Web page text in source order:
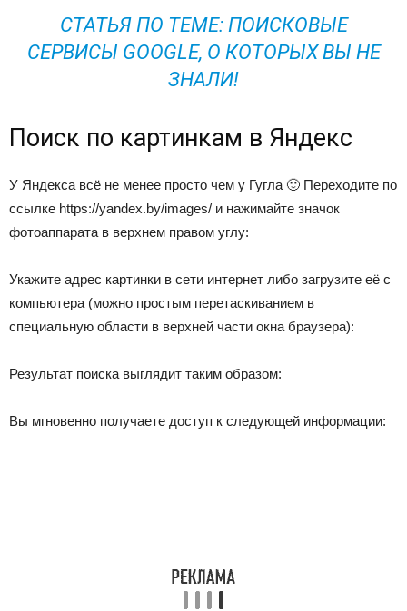
СТАТЬЯ ПО ТЕМЕ: ПОИСКОВЫЕ
СЕРВИСЫ GOOGLE, О КОТОРЫХ ВЫ НЕ
ЗНАЛИ!
Поиск по картинкам в Яндекс
У Яндекса всё не менее просто чем у Гугла 🙂 Переходите по
ссылке https://yandex.by/images/ и нажимайте значок
фотоаппарата в верхнем правом углу:
Укажите адрес картинки в сети интернет либо загрузите её с
компьютера (можно простым перетаскиванием в
специальную области в верхней части окна браузера):
Результат поиска выглядит таким образом:
Вы мгновенно получаете доступ к следующей информации: